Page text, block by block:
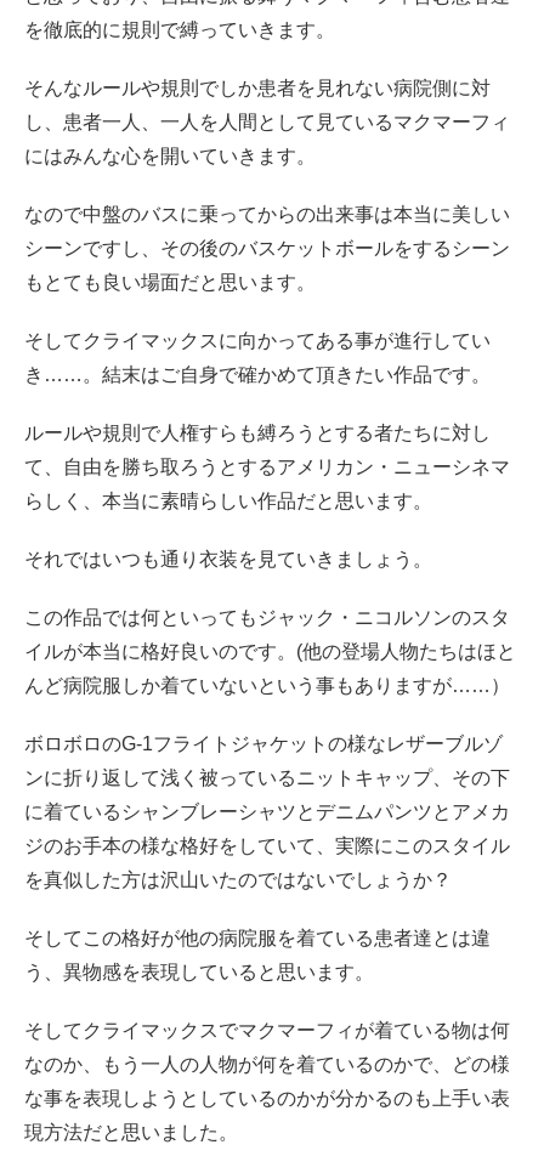
を徹底的に規則で縛っていきます。
そんなルールや規則でしか患者を見れない病院側に対
し、患者一人、一人を人間として見ているマクマーフィ
にはみんな心を開いていきます。
なので中盤のバスに乗ってからの出来事は本当に美しい
シーンですし、その後のバスケットボールをするシーン
もとても良い場面だと思います。
そしてクライマックスに向かってある事が進行してい
き……。結末はご自身で確かめて頂きたい作品です。
ルールや規則で人権すらも縛ろうとする者たちに対し
て、自由を勝ち取ろうとするアメリカン・ニューシネマ
らしく、本当に素晴らしい作品だと思います。
それではいつも通り衣装を見ていきましょう。
この作品では何といってもジャック・ニコルソンのスタ
イルが本当に格好良いのです。(他の登場人物たちはほと
んど病院服しか着ていないという事もありますが……）
ボロボロのG-1フライトジャケットの様なレザーブルゾ
ンに折り返して浅く被っているニットキャップ、その下
に着ているシャンブレーシャツとデニムパンツとアメカ
ジのお手本の様な格好をしていて、実際にこのスタイル
を真似した方は沢山いたのではないでしょうか？
そしてこの格好が他の病院服を着ている患者達とは違
う、異物感を表現していると思います。
そしてクライマックスでマクマーフィが着ている物は何
なのか、もう一人の人物が何を着ているのかで、どの様
な事を表現しようとしているのかが分かるのも上手い表
現方法だと思いました。